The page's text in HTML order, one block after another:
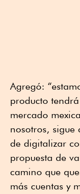
Agregó:
producto
mercado
nosotros, sigue
de digitalizar
propuesta de
camino que
más cuentas y